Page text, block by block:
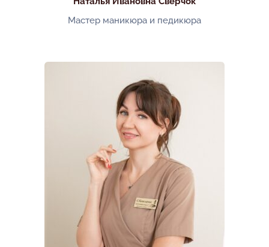
Мастер маникюра и педикюра